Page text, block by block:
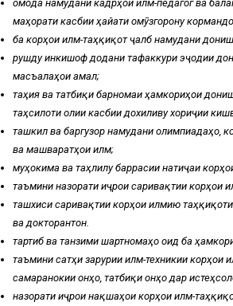
омода намудани кадрҳои илмӣ-педагогӣ ва
маҳорати касбии ҳайати омӯзгорону
ба корҳои илмӣ-таҳқиқотӣ ҷалб намудани
рушду инкишоф додани тафаккури эҷодии
масъалаҳои амалӣ;
таҳия ва татбиқи барномаи ҳамкориҳои
таҳсилоти олии касбии дохиливу хориҷии
ташкил ва баргузор намудани олимпиадаҳо,
ва машваратҳои илмӣ;
муҳокима ва таҳлилу баррасии натиҷаи
таъмини назорати иҷрои саривақтии корҳои
ташхиси саривақтии корҳои илмию
ва докторантон.
тартиб ва танзими шартномаҳо оид ба
таъмини сатҳи зарурии илмӣ-техникии корҳои
самаранокии онҳо, татбиқи онҳо дар
назорати иҷрои нақшаҳои корҳои илмӣ-